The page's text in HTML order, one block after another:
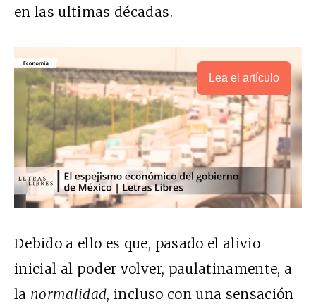
en las ultimas décadas.
Lea el artículo
Debido a ello es que, pasado el alivio
inicial al poder volver, paulatinamente, a
la normalidad, incluso con una sensación